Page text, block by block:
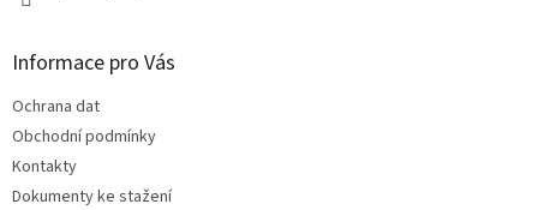
Informace pro Vás
Ochrana dat
Obchodní podmínky
Kontakty
Dokumenty ke stažení